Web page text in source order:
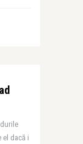
el dacă i